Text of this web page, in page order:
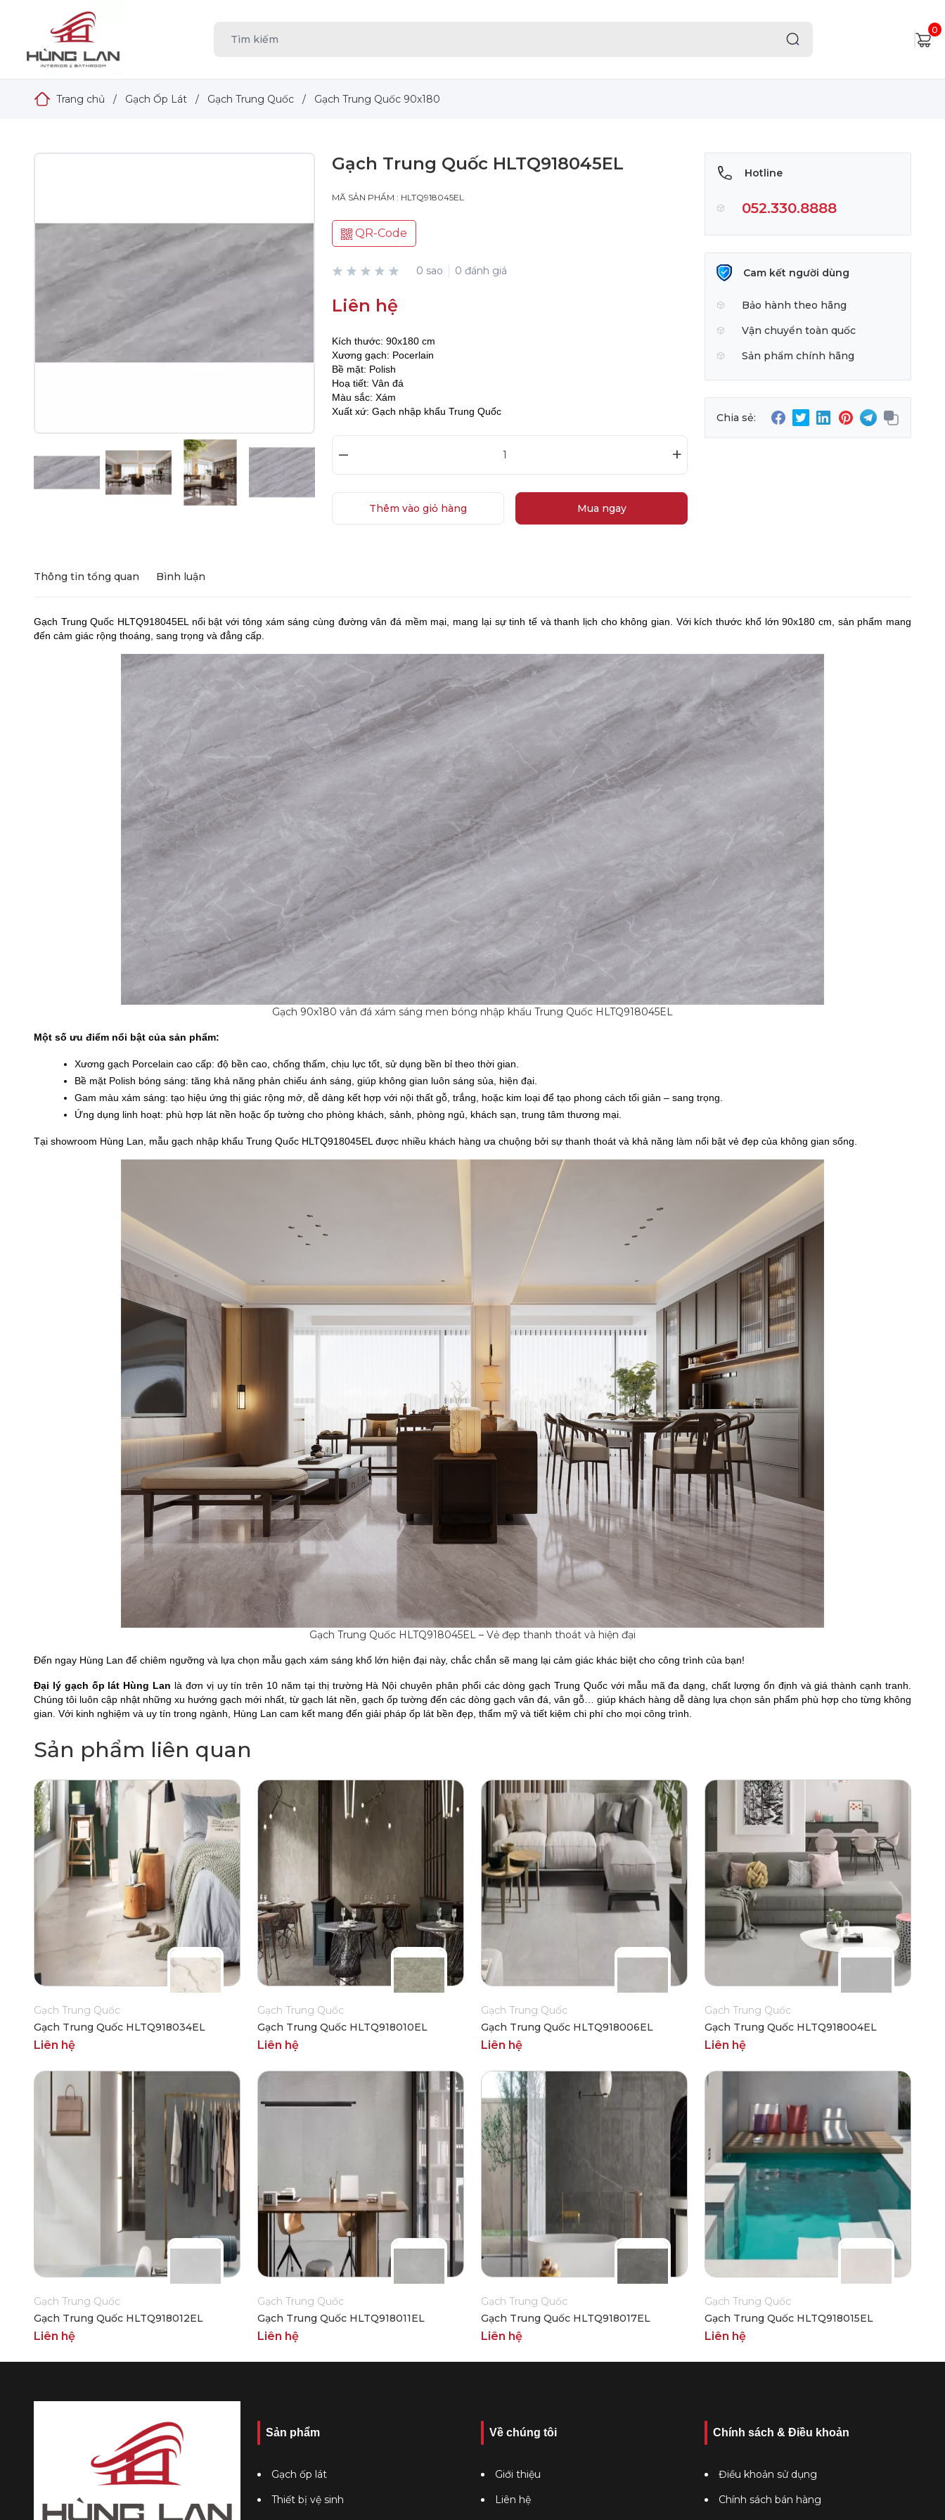
0
Trang chủ / Gạch Ốp Lát / Gạch Trung Quốc / Gạch Trung Quốc 90x180
Gạch Trung Quốc HLTQ918045EL
MÃ SẢN PHẨM : HLTQ918045EL
QR-Code
0 sao 0 đánh giá
Liên hệ
Kích thước: 90x180 cm
Xương gạch: Pocerlain
Bề mặt: Polish
Hoạ tiết: Vân đá
Màu sắc: Xám
Xuất xứ: Gạch nhập khẩu Trung Quốc
– +
Thêm vào giỏ hàng Mua ngay
Hotline
052.330.8888
Cam kết người dùng
Bảo hành theo hãng
Vận chuyển toàn quốc
Sản phẩm chính hãng
Chia sẻ:
Thông tin tổng quan Bình luận
Gạch Trung Quốc HLTQ918045EL nổi bật với tông xám sáng cùng đường vân đá mềm mại, mang lại sự tinh tế và thanh lịch cho không gian. Với kích thước khổ lớn 90x180 cm, sản phẩm mang
đến cảm giác rộng thoáng, sang trọng và đẳng cấp.
Gạch 90x180 vân đá xám sáng men bóng nhập khẩu Trung Quốc HLTQ918045EL
Một số ưu điểm nổi bật của sản phẩm:
Xương gạch Porcelain cao cấp: độ bền cao, chống thấm, chịu lực tốt, sử dụng bền bỉ theo thời gian.
Bề mặt Polish bóng sáng: tăng khả năng phản chiếu ánh sáng, giúp không gian luôn sáng sủa, hiện đại.
Gam màu xám sáng: tạo hiệu ứng thị giác rộng mở, dễ dàng kết hợp với nội thất gỗ, trắng, hoặc kim loại để tạo phong cách tối giản – sang trọng.
Ứng dụng linh hoạt: phù hợp lát nền hoặc ốp tường cho phòng khách, sảnh, phòng ngủ, khách sạn, trung tâm thương mại.
Tại showroom Hùng Lan, mẫu gạch nhập khẩu Trung Quốc HLTQ918045EL được nhiều khách hàng ưa chuộng bởi sự thanh thoát và khả năng làm nổi bật vẻ đẹp của không gian sống.
Gạch Trung Quốc HLTQ918045EL – Vẻ đẹp thanh thoát và hiện đại
Đến ngay Hùng Lan để chiêm ngưỡng và lựa chọn mẫu gạch xám sáng khổ lớn hiện đại này, chắc chắn sẽ mang lại cảm giác khác biệt cho công trình của bạn!
Đại lý gạch ốp lát Hùng Lan là đơn vị uy tín trên 10 năm tại thị trường Hà Nội chuyên phân phối các dònggạch Trung Quốc với mẫu mã đa dạng, chất lượng ổn định và giá thành cạnh tranh.
Chúng tôi luôn cập nhật những xu hướng gạch mới nhất, từ gạch lát nền, gạch ốp tường đến các dòng gạch vân đá, vân gỗ… giúp khách hàng dễ dàng lựa chọn sản phẩm phù hợp cho từng không
gian. Với kinh nghiệm và uy tín trong ngành, Hùng Lan cam kết mang đến giải pháp ốp lát bền đẹp, thẩm mỹ và tiết kiệm chi phí cho mọi công trình.
Sản phẩm liên quan
Gạch Trung Quốc
Gạch Trung Quốc HLTQ918034EL
Liên hệ
Gạch Trung Quốc
Gạch Trung Quốc HLTQ918010EL
Liên hệ
Gạch Trung Quốc
Gạch Trung Quốc HLTQ918006EL
Liên hệ
Gạch Trung Quốc
Gạch Trung Quốc HLTQ918004EL
Liên hệ
Gạch Trung Quốc
Gạch Trung Quốc HLTQ918012EL
Liên hệ
Gạch Trung Quốc
Gạch Trung Quốc HLTQ918011EL
Liên hệ
Gạch Trung Quốc
Gạch Trung Quốc HLTQ918017EL
Liên hệ
Gạch Trung Quốc
Gạch Trung Quốc HLTQ918015EL
Liên hệ
Sản phẩm
Gạch ốp lát
Thiết bị vệ sinh
Về chúng tôi
Giới thiệu
Liên hệ
Chính sách & Điều khoản
Điều khoản sử dụng
Chính sách bán hàng